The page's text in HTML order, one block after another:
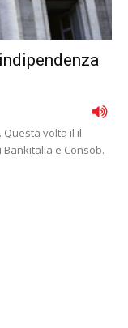
Questa volta il il
e Consob.